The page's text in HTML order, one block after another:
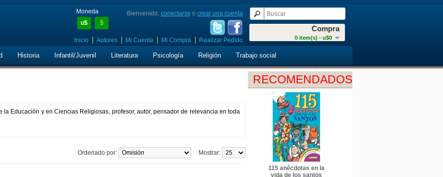
Moneda
u$
$
Compra
0 item(s) - u$0
Bienvenido, conectarse o crear una cuenta
Inicio Autores Mi Cuenta Mi Compra Realizar Pedido
Historia Infantil/Juvenil Literatura Psicología Religión Trabajo social
RECOMENDADOS
115 anécdotas en la
vida de los santos
la Educación y en Ciencias Religiosas, profesor, autor, pensador de relevancia en toda
Mostrar:
Ordenado por: